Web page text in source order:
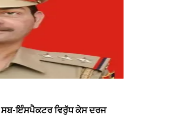
ਸਬ-ਇੰਸਪੈਕਟਰ ਵਿਰੁੱਧ ਕੇਸ ਦਰਜ